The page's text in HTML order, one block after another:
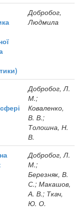
Добробог,
Людмила
Добробог, Л.
М.;
Коваленко,
В. В.;
Толошна, Н.
В.
Добробог, Л.
М.;
Березняк, В.
С.; Макашов,
А. В.; Ткач,
Ю. О.